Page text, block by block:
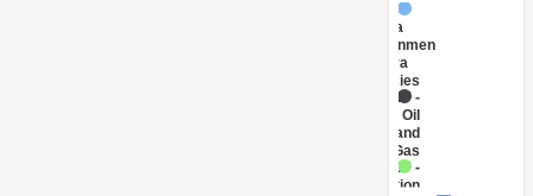
FY17 -
Central
Government
(Central
Agencies
)